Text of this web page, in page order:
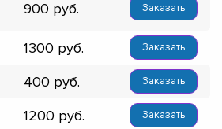
900 Заказать
1300 Заказать
400 Заказать
1200 Заказать